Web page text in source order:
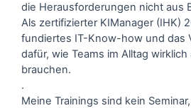
die Herausforderungen nicht aus
Als zertifizierter KIManager (IHK)
fundiertes IT-Know-how und das
dafür, wie Teams im Alltag
brauchen.
.
Meine Trainings sind kein